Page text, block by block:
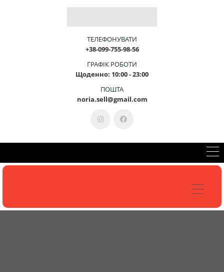
АГОУСТРІ
ЦЕМИ
КОНСУЛЬТАЦІЯ 099-755-98-56
ТЕЛЕФОНУВАТИ
+38-099-755-98-56
ГРАФІК РОБОТИ
Щоденно: 10:00 - 23:00
ПОШТА
noria.sell@gmail.com